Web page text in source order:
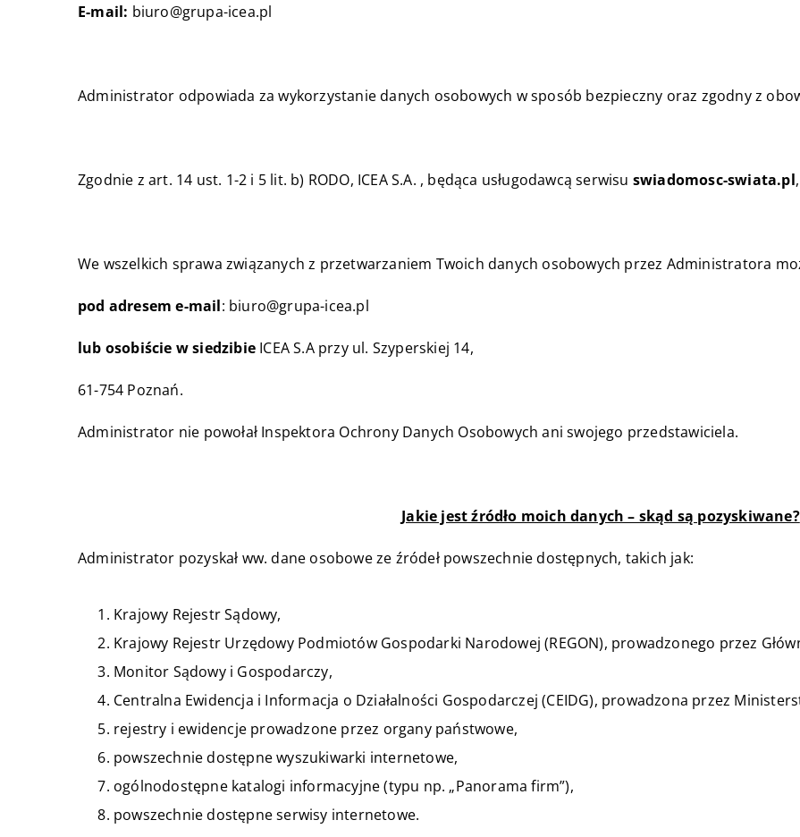
E-mail: biuro@grupa-icea.pl
Administrator odpowiada za wykorzystanie danych osobowych w sposób bezpieczny oraz zgodny z
Zgodnie z art. 14 ust. 1-2 i 5 lit. b) RODO, ICEA S.A. , będąca usługodawcą serwisu swiadomosc-swiata.pl
We wszelkich sprawa związanych z przetwarzaniem Twoich danych osobowych przez Administratora
pod adresem e-mail: biuro@grupa-icea.pl
lub osobiście w siedzibie ICEA S.A przy ul. Szyperskiej 14,
61-754 Poznań.
Administrator nie powołał Inspektora Ochrony Danych Osobowych ani swojego przedstawiciela.
Jakie jest źródło moich danych – skąd są pozyskiwane?
Administrator pozyskał ww. dane osobowe ze źródeł powszechnie dostępnych, takich jak:
Krajowy Rejestr Sądowy,
Krajowy Rejestr Urzędowy Podmiotów Gospodarki Narodowej (REGON), prowadzonego przez
Monitor Sądowy i Gospodarczy,
Centralna Ewidencja i Informacja o Działalności Gospodarczej (CEIDG), prowadzona przez
rejestry i ewidencje prowadzone przez organy państwowe,
powszechnie dostępne wyszukiwarki internetowe,
ogólnodostępne katalogi informacyjne (typu np. „Panorama firm”),
powszechnie dostępne serwisy internetowe.